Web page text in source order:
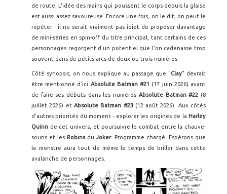
de route. L'idée des mains qui poussent le corps depuis la glaise
est aussi assez savoureuse. Encore une fois, on le dit, on peut le
répéter : il ne serait vraiment pas idiot de proposer davantage
de mini-séries en spin-off du titre principal, tant certains de ces
personnages regorgent d'un potentiel que l'on cadenasse trop
souvent dans de petits arcs de deux ou trois numéros.
Côté synopsis, on nous explique au passage que "Clay" devrait
être mentionné d'ici Absolute Batman #21 (17 juin 2026) avant
de faire ses débuts dans les numéros Absolute Batman #22 (8
juillet 2026) et Absolute Batman #23(12 août 2026). Aux côtés
d'autres priorités du moment - explorer les origines de la Harley
Quinn de cet univers, et poursuivre le combat entre la chauve-
souris et les RobinsduJoker. Programme chargé. Espérons que
le monstre aura tout de même le temps de briller dans cette
avalanche de personnages.